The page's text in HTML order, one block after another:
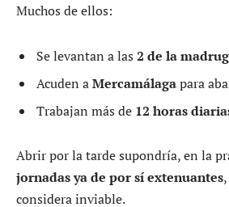
Muchos de ellos:
Se levantan a las 2 de la
Acuden aMercamálagapara
Trabajan más de 12 horas
Abrir por la tarde supondría, en la
jornadas ya de por sí extenuantes
considera inviable.